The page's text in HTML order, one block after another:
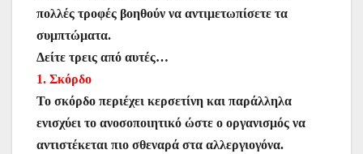
πολλές τροφές βοηθούν να αντιμετωπίσετε τα
συμπτώματα.
Δείτε τρεις από αυτές…
1. Σκόρδο
Το σκόρδο περιέχει κερσετίνη και παράλληλα
ενισχύει το ανοσοποιητικό ώστε ο οργανισμός να
αντιστέκεται πιο σθεναρά στα αλλεργιογόνα.